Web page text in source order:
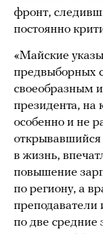
фронт,
постоянно
«Майские
предвыборных
своеобразным
президента, на
особенно и не
открывавшийся
в жизнь,
повышение
по региону, а
преподаватели
по две средние